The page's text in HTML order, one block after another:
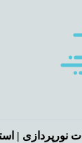
نورپردازی |